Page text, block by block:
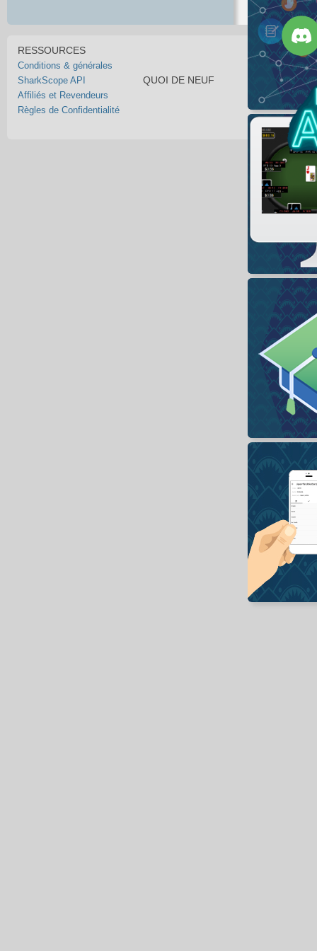
RESSOURCES
Conditions & générales
SharkScope API
Affiliés et Revendeurs
Règles de Confidentialité
QUOI DE NEUF